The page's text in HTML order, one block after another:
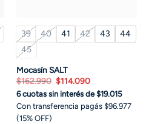
39 40 41 42 43
44
45
Mocasín SALT
$162.990 El
precio
original
era:
$162.990.
$114.090El
precio
actual
es:
$114.090.
6 cuotas sin interés de $19.015
Con transferencia pagás $96.977
(15% OFF)